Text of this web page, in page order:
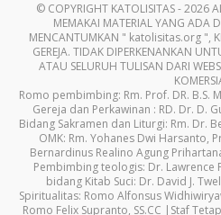
© COPYRIGHT KATOLISITAS - 2026
MEMAKAI MATERIAL YANG ADA
MENCANTUMKAN " katolisitas.org ",
GEREJA. TIDAK DIPERKENANKAN
ATAU SELURUH TULISAN DARI
Romo pembimbing: Rm. Prof. DR. B.S.
Gereja dan Perkawinan : RD. Dr. D.
Bidang Sakramen dan Liturgi: Rm. Dr.
OMK: Rm. Yohanes Dwi Harsanto,
Bernardinus Realino Agung
Pembimbing teologis: Dr. Lawrence
bidang Kitab Suci: Dr. David J.
Spiritualitas: Romo Alfonsus
Romo Felix Supranto, SS.CC |Staf